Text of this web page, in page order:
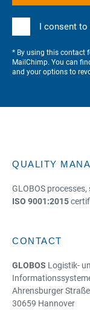
I consent to
* By using this contact
MailChimp. You can
and your options to
QUALITY
GLOBOS
ISO 9001:2015
CONTACT
GLOBOS Logistik-
Ahrensburger
30659 Hannover